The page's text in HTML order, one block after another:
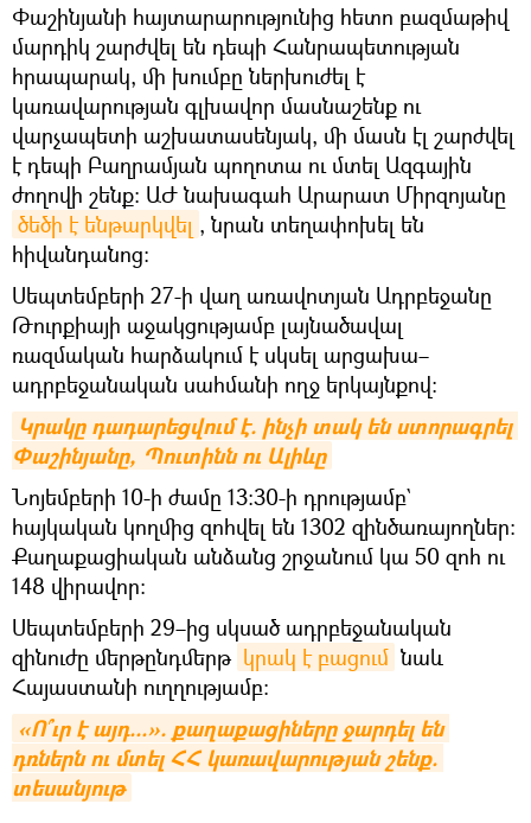
Փաշինյանի հայտարարությունից հետո բազմաթիվ
մարդիկ շարժվել են դեպի Հանրապետության
հրապարակ, մի խումբը ներխուժել է
կառավարության գլխավոր մասնաշենք ու
վարչապետի աշխատասենյակ, մի մասն էլ շարժվել
է դեպի Բաղրամյան պողոտա ու մտել Ազգային
ժողովի շենք։ ԱԺ նախագահ Արարատ Միրզոյանը
ծեծի է ենթարկվել , նրան տեղափոխել են
հիվանդանոց։
Սեպտեմբերի 27-ի վաղ առավոտյան Ադրբեջանը
Թուրքիայի աջակցությամբ լայնածավալ
ռազմական հարձակում է սկսել արցախա–
ադրբեջանական սահմանի ողջ երկայնքով։
Կրակը դադարեցվում է. ինչի տակ են ստորագրել
Փաշինյանը, Պուտինն ու Ալիևը
Նոյեմբերի 10-ի ժամը 13։30-ի դրությամբ`
հայկական կողմից զոհվել են 1302 զինծառայողներ։
Քաղաքացիական անձանց շրջանում կա 50 զոհ ու
148 վիրավոր։
Սեպտեմբերի 29–ից սկսած ադրբեջանական
զինուժը մերթընդմերթ կրակ է բացում նաև
Հայաստանի ուղղությամբ։
«Ո՞ւր է այդ...». քաղաքացիները ջարդել են
դռներն ու մտել ՀՀ կառավարության շենք.
տեսանյութ